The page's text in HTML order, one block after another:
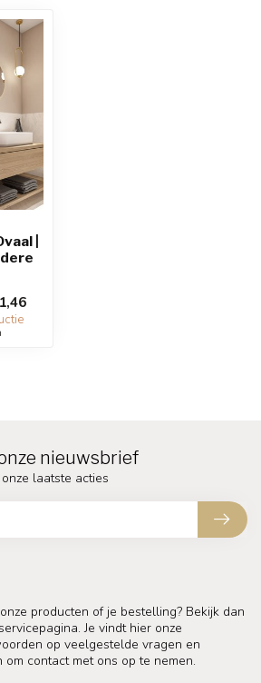
|
producten of je bestelling? Bekijk dan
Je vindt hier onze
op veelgestelde vragen en
contact met ons op te nemen.
nieuwsbrief
laatste acties